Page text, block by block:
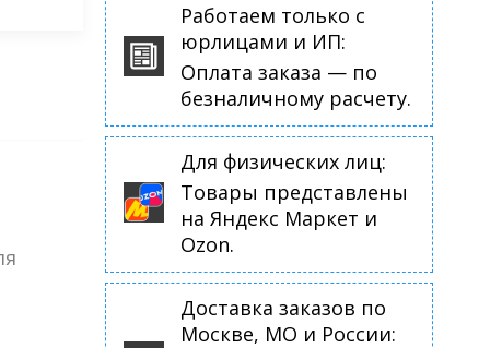
Работаем только с
юрлицами и ИП:
Оплата заказа — по
безналичному расчету.
Для физических лиц:
Товары представлены
на Яндекс Маркет и
Ozon.
Доставка заказов по
Москве, МО и России: